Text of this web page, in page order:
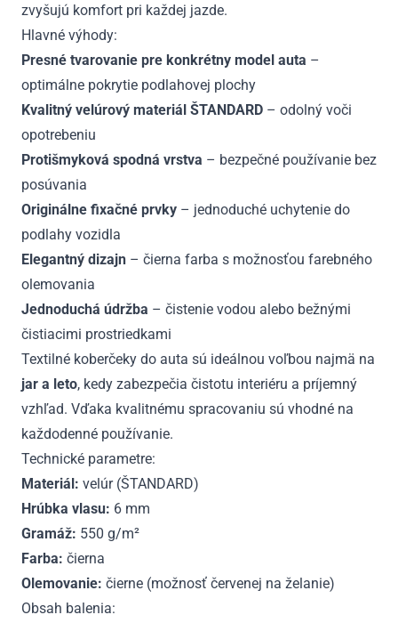
zvyšujú komfort pri každej jazde.
Hlavné výhody:
Presné tvarovanie pre konkrétny model auta –
optimálne pokrytie podlahovej plochy
Kvalitný velúrový materiál ŠTANDARD – odolný voči
opotrebeniu
Protišmyková spodná vrstva – bezpečné používanie bez
posúvania
Originálne fixačné prvky – jednoduché uchytenie do
podlahy vozidla
Elegantný dizajn – čierna farba s možnosťou farebného
olemovania
Jednoduchá údržba – čistenie vodou alebo bežnými
čistiacimi prostriedkami
Textilné koberčeky do auta sú ideálnou voľbou najmä na
jar a leto, kedy zabezpečia čistotu interiéru a príjemný
vzhľad. Vďaka kvalitnému spracovaniu sú vhodné na
každodenné používanie.
Technické parametre:
Materiál: velúr (ŠTANDARD)
Hrúbka vlasu: 6 mm
Gramáž: 550 g/m²
Farba: čierna
Olemovanie: čierne (možnosť červenej na želanie)
Obsah balenia: